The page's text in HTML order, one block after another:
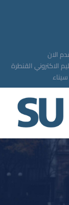
الان
الاكتروني القنطرة